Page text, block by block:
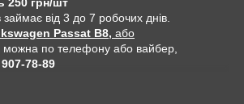
від 3 до 7 робочих днів.
Passat B8, або
можна по телефону або вайбер,
78-89